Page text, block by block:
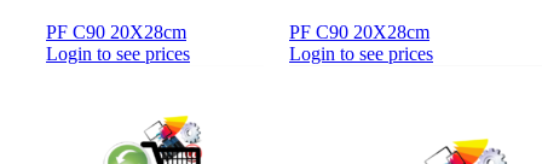
PF C90 20X28cm
Login to see prices
PF C90 20X28cm
Login to see prices